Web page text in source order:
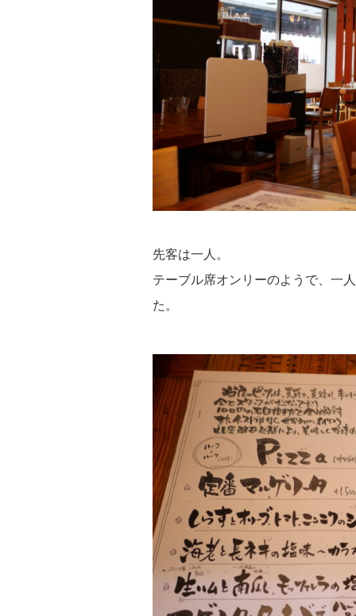
先客は一人。
テーブル席オンリーのようで、一
た。